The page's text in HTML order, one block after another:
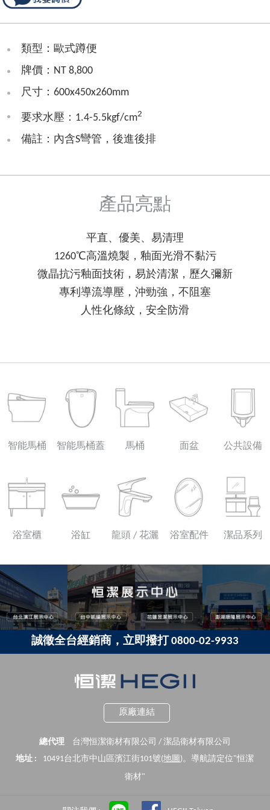
類型：歐式蹲便
牌價：NT 8,800
尺寸：600x450x260mm
要求水壓：1.4-5.5kgf/cm2
備註：內含S彎管，後進後排
產品亮點
平直、優美、易清理
1260℃高溫燒製，釉面光滑不黏污
微晶抗污釉面技術，易於清潔，歷久彌新
專利導流導壓，沖勁強，不阻塞
人性化條紋，安全防滑
智能馬桶 智能馬桶蓋 馬桶 面盆 公共設備
浴室櫃 浴缸 龍頭 / 花灑 浴室配件 潔品系列
誠徵全台經銷商，立即撥打 0800-02-9933
原廠連結
總代理
台灣恒潔衛材有限公司 / 潔品衛材有限公司
地址 :
10491台北市中山區濱江街101號(地圖 )。導航請定位"恒潔
衛材"